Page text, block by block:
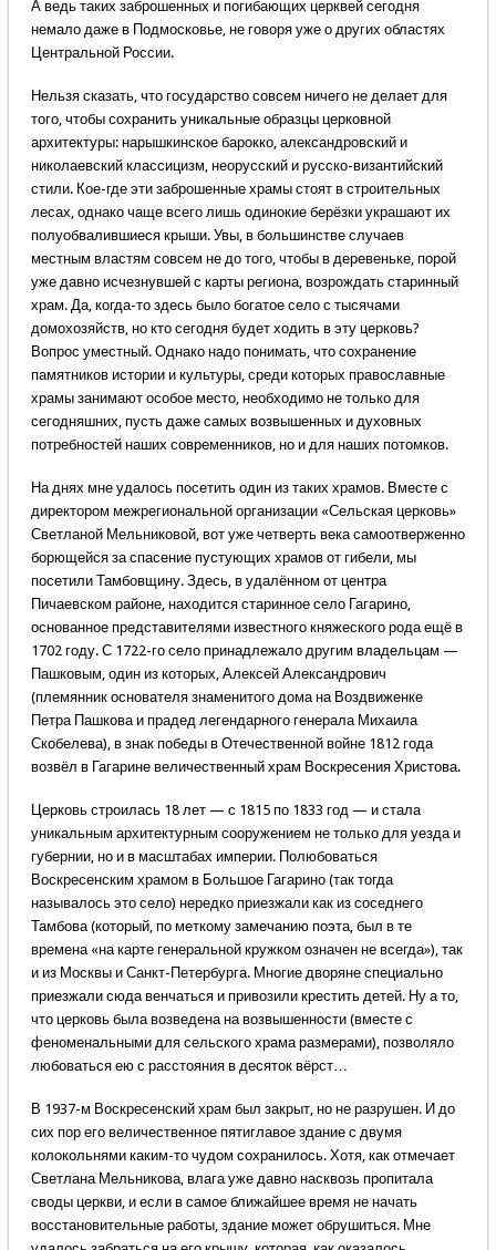
А ведь таких заброшенных и погибающих церквей сегодня
немало даже в Подмосковье, не говоря уже о других областях
Центральной России.
Нельзя сказать, что государство совсем ничего не делает для
того, чтобы сохранить уникальные образцы церковной
архитектуры: нарышкинское барокко, александровский и
николаевский классицизм, неорусский и русско-византийский
стили. Кое-где эти заброшенные храмы стоят в строительных
лесах, однако чаще всего лишь одинокие берёзки украшают их
полуобвалившиеся крыши. Увы, в большинстве случаев
местным властям совсем не до того, чтобы в деревеньке, порой
уже давно исчезнувшей с карты региона, возрождать старинный
храм. Да, когда-то здесь было богатое село с тысячами
домохозяйств, но кто сегодня будет ходить в эту церковь?
Вопрос уместный. Однако надо понимать, что сохранение
памятников истории и культуры, среди которых православные
храмы занимают особое место, необходимо не только для
сегодняшних, пусть даже самых возвышенных и духовных
потребностей наших современников, но и для наших потомков.
На днях мне удалось посетить один из таких храмов. Вместе с
директором межрегиональной организации «Сельская церковь»
Светланой Мельниковой, вот уже четверть века самоотверженно
борющейся за спасение пустующих храмов от гибели, мы
посетили Тамбовщину. Здесь, в удалённом от центра
Пичаевском районе, находится старинное село Гагарино,
основанное представителями известного княжеского рода ещё в
1702 году. С 1722-го село принадлежало другим владельцам —
Пашковым, один из которых, Алексей Александрович
(племянник основателя знаменитого дома на Воздвиженке
Петра Пашкова и прадед легендарного генерала Михаила
Скобелева), в знак победы в Отечественной войне 1812 года
возвёл в Гагарине величественный храм Воскресения Христова.
Церковь строилась 18 лет — с 1815 по 1833 год — и стала
уникальным архитектурным сооружением не только для уезда и
губернии, но и в масштабах империи. Полюбоваться
Воскресенским храмом в Большое Гагарино (так тогда
называлось это село) нередко приезжали как из соседнего
Тамбова (который, по меткому замечанию поэта, был в те
времена «на карте генеральной кружком означен не всегда»), так
и из Москвы и Санкт-Петербурга. Многие дворяне специально
приезжали сюда венчаться и привозили крестить детей. Ну а то,
что церковь была возведена на возвышенности (вместе с
феноменальными для сельского храма размерами), позволяло
любоваться ею с расстояния в десяток вёрст…
В 1937-м Воскресенский храм был закрыт, но не разрушен. И до
сих пор его величественное пятиглавое здание с двумя
колокольнями каким-то чудом сохранилось. Хотя, как отмечает
Светлана Мельникова, влага уже давно насквозь пропитала
своды церкви, и если в самое ближайшее время не начать
восстановительные работы, здание может обрушиться. Мне